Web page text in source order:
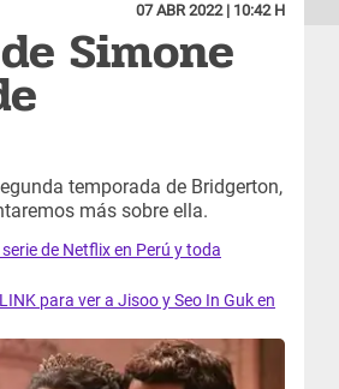
07 ABR 2022 | 10:42 H
Simone
temporada de Bridgerton,
más sobre ella.
de Netflix en Perú y toda
para ver a Jisoo y Seo In Guk en